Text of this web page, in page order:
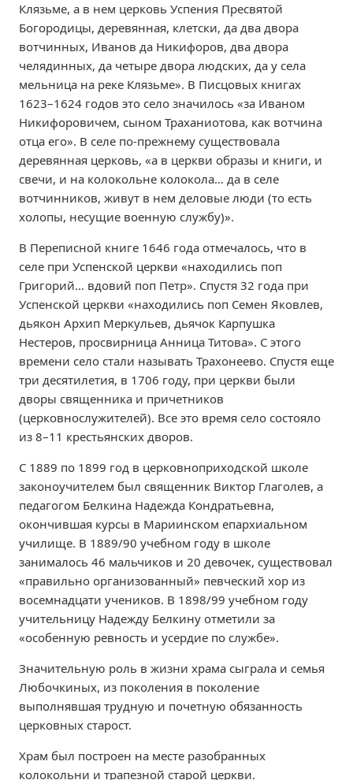
Клязьме, а в нем церковь Успения Пресвятой
Богородицы, деревянная, клетски, да два двора
вотчинных, Иванов да Никифоров, два двора
челядинных, да четыре двора людских, да у села
мельница на реке Клязьме». В Писцовых книгах
1623–1624 годов это село значилось «за Иваном
Никифоровичем, сыном Траханиотова, как вотчина
отца его». В селе по-прежнему существовала
деревянная церковь, «а в церкви образы и книги, и
свечи, и на колокольне колокола… да в селе
вотчинников, живут в нем деловые люди (то есть
холопы, несущие военную службу)».
В Переписной книге 1646 года отмечалось, что в
селе при Успенской церкви «находились поп
Григорий… вдовий поп Петр». Спустя 32 года при
Успенской церкви «находились поп Семен Яковлев,
дьякон Архип Меркульев, дьячок Карпушка
Нестеров, просвирница Анница Титова». С этого
времени село стали называть Трахонеево. Спустя еще
три десятилетия, в 1706 году, при церкви были
дворы священника и причетников
(церковнослужителей). Все это время село состояло
из 8–11 крестьянских дворов.
С 1889 по 1899 год в церковноприходской школе
законоучителем был священник Виктор Глаголев, а
педагогом Белкина Надежда Кондратьевна,
окончившая курсы в Мариинском епархиальном
училище. В 1889/90 учебном году в школе
занималось 46 мальчиков и 20 девочек, существовал
«правильно организованный» певческий хор из
восемнадцати учеников. В 1898/99 учебном году
учительницу Надежду Белкину отметили за
«особенную ревность и усердие по службе».
Значительную роль в жизни храма сыграла и семья
Любочкиных, из поколения в поколение
выполнявшая трудную и почетную обязанность
церковных старост.
Храм был построен на месте разобранных
колокольни и трапезной старой церкви.